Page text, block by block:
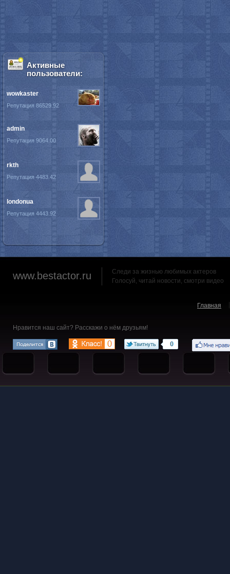
Активные
пользователи:
wowkaster
Репутация 86529.92
admin
Репутация 9064.00
rkth
Репутация 4483.42
londonua
Репутация 4443.92
www.bestactor.ru
Следи за жизнью любимых актеров
Голосуй, читай новости, смотри видео
Главная
Нравится наш сайт? Расскажи о нём друзьям!